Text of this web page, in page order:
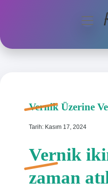
Anasayfa
Vernik Üzerine
Tarih: Kasım 17, 2024
Vernik
zaman